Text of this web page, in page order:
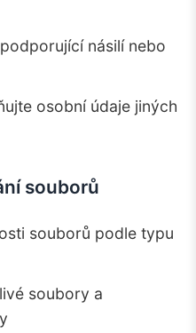
násilí nebo
osobní údaje jiných
souborů
souborů podle typu
soubory a